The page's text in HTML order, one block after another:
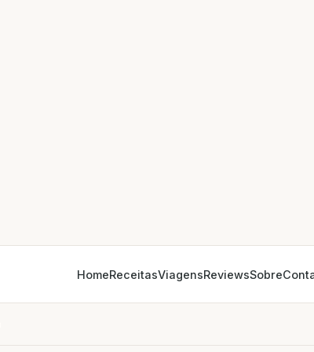
HomeReceitasViagensReviewsSobre